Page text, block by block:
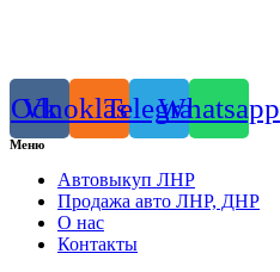
Vk
Odnoklassniki
TelegramWhatsapp
Меню
Автовыкуп ЛНР
Продажа авто ЛНР, ДНР
О нас
Контакты